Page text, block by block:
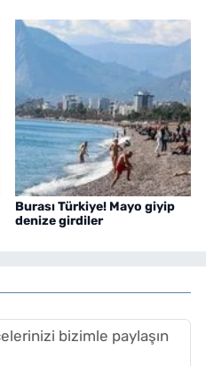
Burası Türkiye! Mayo giyip
denize girdiler